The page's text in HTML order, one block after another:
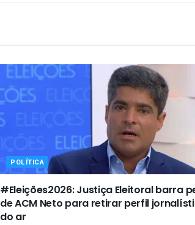
POLÍTICA
#Eleições2026: Justiça Eleitoral barra
de ACM Neto para retirar perfil
do ar